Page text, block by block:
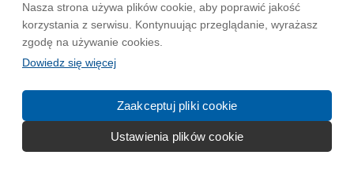
Nasza strona używa plików cookie, aby poprawić jakość
korzystania z serwisu. Kontynuując przeglądanie, wyrażasz
zgodę na używanie cookies.
Dowiedz się więcej
Zaakceptuj pliki cookie
Ustawienia plików cookie